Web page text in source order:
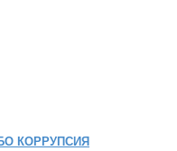
КОРРУПСИЯ